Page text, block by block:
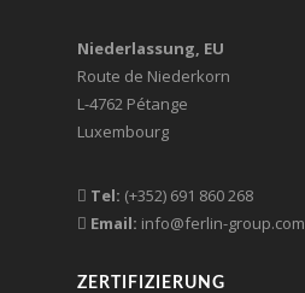
Niederlassung, EU
Route de Niederkorn
L-4762 Pétange
Luxembourg
Tel: (+352) 691 860 268
Email: info@ferlin-group.com
ZERTIFIZIERUNG